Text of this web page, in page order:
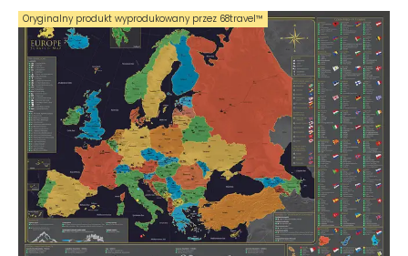
Oryginalny produkt wyprodukowany przez 68travel™️